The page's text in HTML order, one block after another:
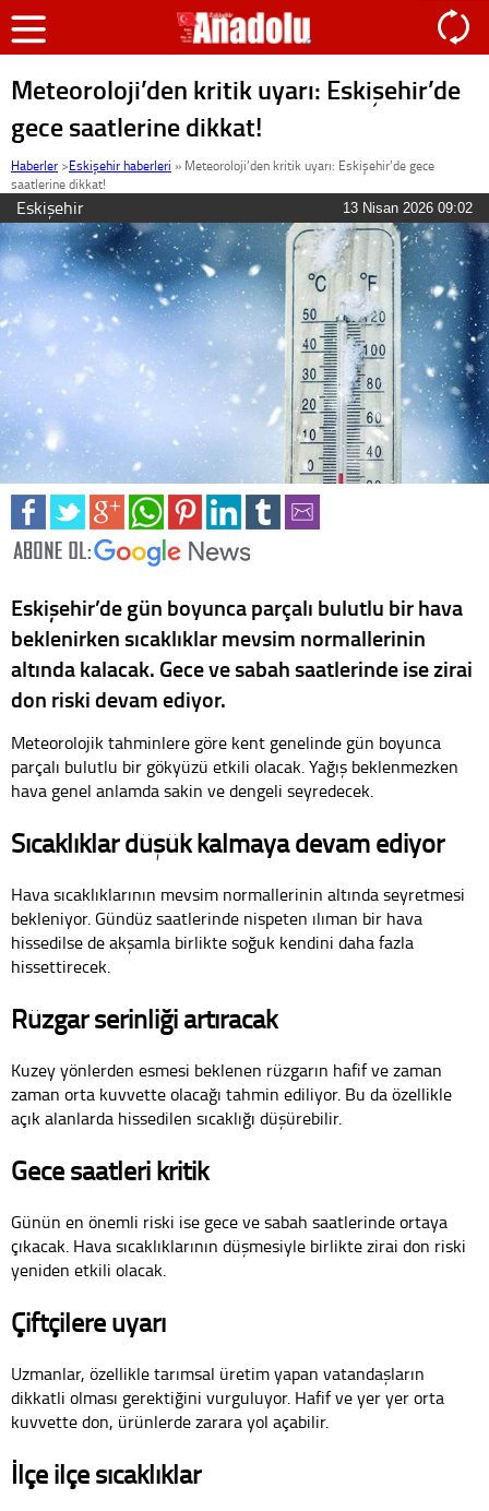
Meteoroloji’den kritik uyarı: Eskişehir’de
gece saatlerine dikkat!
Haberler >Eskişehir haberleri » Meteoroloji’den kritik uyarı: Eskişehir’de gece
saatlerine dikkat!
Eskişehir 13 Nisan 2026 09:02
Eskişehir’de gün boyunca parçalı bulutlu bir hava
beklenirken sıcaklıklar mevsim normallerinin
altında kalacak. Gece ve sabah saatlerinde ise zirai
don riski devam ediyor.
Meteorolojik tahminlere göre kent genelinde gün boyunca
parçalı bulutlu bir gökyüzü etkili olacak. Yağış beklenmezken
hava genel anlamda sakin ve dengeli seyredecek.
Sıcaklıklar düşük kalmaya devam ediyor
Hava sıcaklıklarının mevsim normallerinin altında seyretmesi
bekleniyor. Gündüz saatlerinde nispeten ılıman bir hava
hissedilse de akşamla birlikte soğuk kendini daha fazla
hissettirecek.
Rüzgar serinliği artıracak
Kuzey yönlerden esmesi beklenen rüzgarın hafif ve zaman
zaman orta kuvvette olacağı tahmin ediliyor. Bu da özellikle
açık alanlarda hissedilen sıcaklığı düşürebilir.
Gece saatleri kritik
Günün en önemli riski ise gece ve sabah saatlerinde ortaya
çıkacak. Hava sıcaklıklarının düşmesiyle birlikte zirai don riski
yeniden etkili olacak.
Çiftçilere uyarı
Uzmanlar, özellikle tarımsal üretim yapan vatandaşların
dikkatli olması gerektiğini vurguluyor. Hafif ve yer yer orta
kuvvette don, ürünlerde zarara yol açabilir.
İlçe ilçe sıcaklıklar